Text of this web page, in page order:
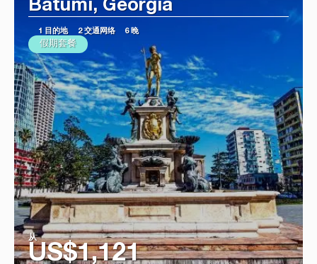
Batumi, Georgia
1 目的地 2 交通网络 6 晚
假期套餐
从
US$1,121